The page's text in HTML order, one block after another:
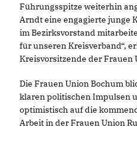
Führungsspitze weiterhin
Arndt eine engagierte junge
im Bezirksvorstand
für unseren Kreisverband“,
Kreisvorsitzende der Frauen
Die Frauen Union Bochum
klaren politischen Impulsen
optimistisch auf die
Arbeit in der Frauen Union